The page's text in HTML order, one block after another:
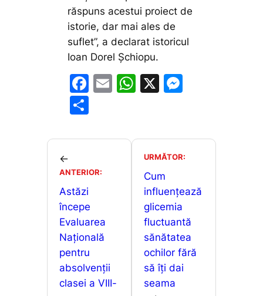
răspuns acestui proiect de
istorie, dar mai ales de
suflet”, a declarat istoricul
Ioan Dorel Șchiopu.
F
e
o
k
E
l
W
s
A
p
p
X
s
e
g
er
ta
a
z
ă
←
ANTERIOR:
Astăzi
începe
Evaluarea
Națională
pentru
absolvenții
clasei a VIII-
URMĂTOR:
Cum
influențează
glicemia
fluctuantă
sănătatea
ochilor fără
să îți dai
seama